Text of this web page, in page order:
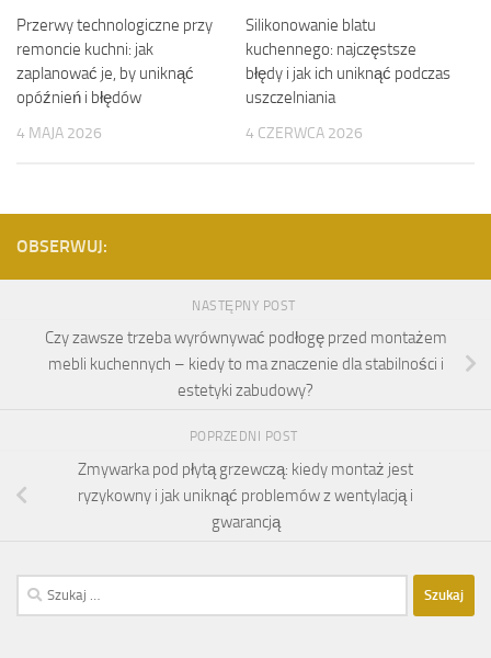
Przerwy technologiczne przy
remoncie kuchni: jak
zaplanować je, by uniknąć
opóźnień i błędów
4 MAJA 2026
Silikonowanie blatu
kuchennego: najczęstsze
błędy i jak ich uniknąć podczas
uszczelniania
4 CZERWCA 2026
OBSERWUJ:
NASTĘPNY POST
Czy zawsze trzeba wyrównywać podłogę przed montażem
mebli kuchennych – kiedy to ma znaczenie dla stabilności i
estetyki zabudowy?
POPRZEDNI POST
Zmywarka pod płytą grzewczą: kiedy montaż jest
ryzykowny i jak uniknąć problemów z wentylacją i
gwarancją
Szukaj: